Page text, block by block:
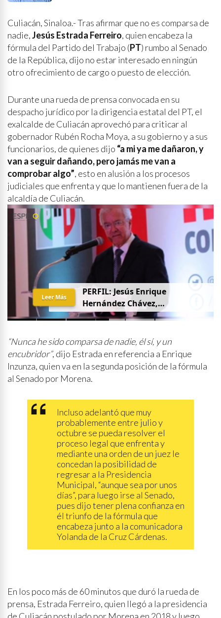
Culiacán, Sinaloa.- Tras afirmar que no es comparsa de
nadie,Jesús Estrada Ferreiro, quien encabeza la
fórmula del Partido del Trabajo (PT) rumbo al Senado
de la República, dijo no estar interesado en ningún
otro ofrecimiento de cargo o puesto de elección.
Durante una rueda de prensa convocada en su
despacho jurídico por la dirigencia estatal del PT, el
exalcalde de Culiacán aprovechó para criticar al
gobernador Rubén Rocha Moya, a su gobierno y a sus
funcionarios, de quienes dijo “a mi ya me dañaron, y
van a seguir dañando, pero jamás me van a
comprobar algo”, esto en alusión a los procesos
judiciales que enfrenta y que lo mantienen fuera de la
alcaldía de Culiacán.
PERFIL: Jesús Enrique
Hernández Chávez,
“Chuquiqui”
Leer Más
“Nunca he sido comparsa de nadie, él sí, y un
encubridor”, dijo Estrada en referencia a Enrique
Inzunza, quien va en la segunda posición de la fórmula
al Senado por Morena.
Incluso adelantó que muy
probablemente entre julio y
octubre se pueda resolver el
proceso legal que enfrenta y
mediante una orden de un juez le
concedan la posibilidad de
regresar a la Presidencia
Municipal, “aunque sea por unos
días”, para luego irse al Senado,
pues dijo tener plena confianza en
él triunfo de la fórmula que
encabeza junto a la comunicadora
Yolanda de la Cruz Cárdenas.
En los poco más de 60 minutos que duró la rueda de
prensa, Estrada Ferreiro, quien llegó a la presidencia